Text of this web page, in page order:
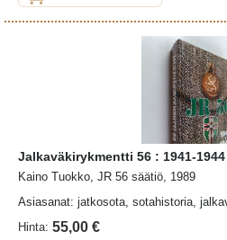
Jalkaväkirykmentti 56 : 1941-1944
Kaino Tuokko, JR 56 säätiö, 1989
Asiasanat: jatkosota, sotahistoria,
Hinta: 55,00 €